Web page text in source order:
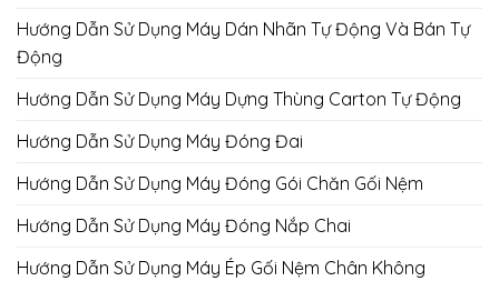
Hướng Dẫn Sử Dụng Máy Dán Nhãn Tự Động Và Bán Tự
Động
Hướng Dẫn Sử Dụng Máy Dựng Thùng Carton Tự Động
Hướng Dẫn Sử Dụng Máy Đóng Đai
Hướng Dẫn Sử Dụng Máy Đóng Gói Chăn Gối Nệm
Hướng Dẫn Sử Dụng Máy Đóng Nắp Chai
Hướng Dẫn Sử Dụng Máy Ép Gối Nệm Chân Không